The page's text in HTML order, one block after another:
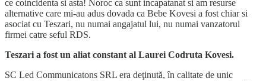
ce coincidenta si asta! Noroc ca sunt incapatanat si am resurse
alternative care mi-au adus dovada ca Bebe Kovesi a fost chiar si
asociat cu Teszari, nu numai angajatul lui, nu numai vanzatorul
firmei catre seful RDS.
Teszari a fost un aliat constant al Laurei Codruta Kovesi.
SC Led Communicatons SRL era deţinută, în calitate de unic